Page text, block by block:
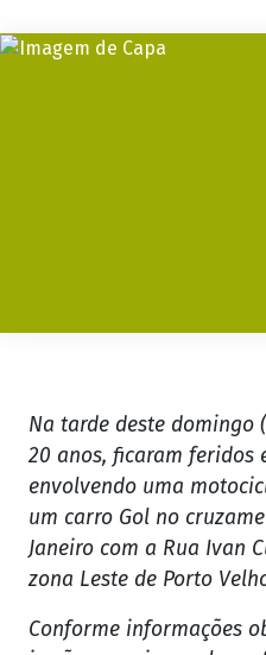
Na tarde deste domingo
20 anos, ficaram feridos
envolvendo uma
um carro Gol no
Janeiro com a Rua Ivan
zona Leste de Porto
Conforme informações